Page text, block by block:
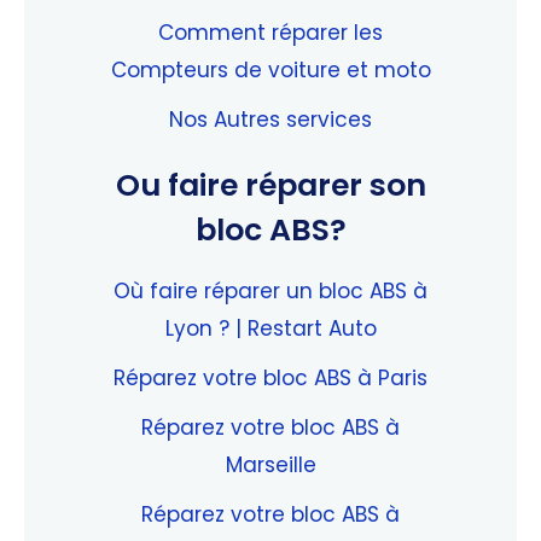
Comment réparer les
Compteurs de voiture et moto
Nos Autres services
Ou faire réparer son
bloc ABS?
Où faire réparer un bloc ABS à
Lyon ? | Restart Auto
Réparez votre bloc ABS à Paris
Réparez votre bloc ABS à
Marseille
Réparez votre bloc ABS à